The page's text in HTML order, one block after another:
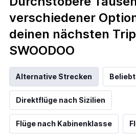
verschiedener
deinen nächsten
SWOODOO
Alternative Strecken
Direktflüge nach Sizilien
Flüge nach Kabinenklasse